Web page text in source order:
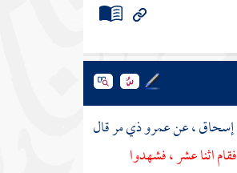
إسحاق، عنعمرو ذي مرقال
اثنا عشر ،فشهدوا